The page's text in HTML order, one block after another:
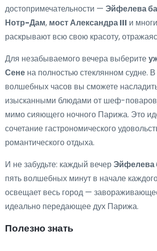
достопримечательности — Эйфелева
Нотр-Дам, мост Александра III и
раскрывают всю свою красоту,
Для незабываемого вечера выберите
Сене на полностью стеклянном судне.
волшебных часов вы сможете
изысканными блюдами от шеф-
мимо сияющего ночного Парижа. Это
сочетание гастрономического
романтического отдыха.
И не забудьте: каждый вечерЭйфелева
пять волшебных минут в начале
освещает весь город —
идеально передающее дух Парижа.
Полезно знать